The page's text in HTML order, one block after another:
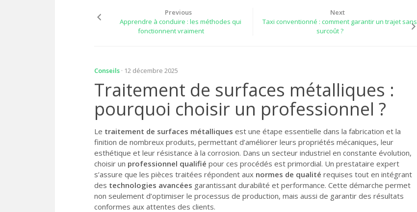
Previous
Apprendre à conduire : les méthodes qui
fonctionnent vraiment
Next
Taxi conventionné : comment garantir un trajet sans
surcoût ?
Conseils · 12 décembre 2025
Traitement de surfaces métalliques :
pourquoi choisir un professionnel ?
Le traitement de surfaces métalliques est une étape essentielle dans la fabrication et la
finition de nombreux produits, permettant d’améliorer leurs propriétés mécaniques, leur
esthétique et leur résistance à la corrosion. Dans un secteur industriel en constante évolution,
choisir un professionnel qualifié pour ces procédés est primordial. Un prestataire expert
s’assure que les pièces traitées répondent aux normes de qualité requises tout en intégrant
des technologies avancées garantissant durabilité et performance. Cette démarche permet
non seulement d’optimiser le processus de production, mais aussi de garantir des résultats
conformes aux attentes des clients.